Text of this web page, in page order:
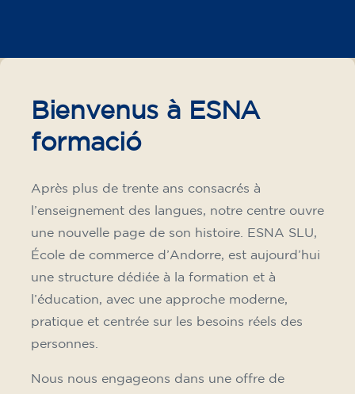
Bienvenus à ESNA
formació
Après plus de trente ans consacrés à
l’enseignement des langues, notre centre ouvre
une nouvelle page de son histoire. ESNA SLU,
École de commerce d’Andorre, est aujourd’hui
une structure dédiée à la formation et à
l’éducation, avec une approche moderne,
pratique et centrée sur les besoins réels des
personnes.
Nous nous engageons dans une offre de